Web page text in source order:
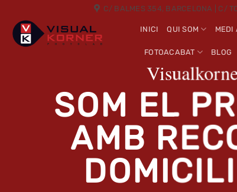
content
C/ BALMES 354, BARCELONA | C/
INICI QUI SOM MEDI
FOTOACABAT BLOG
SOM EL
AMB